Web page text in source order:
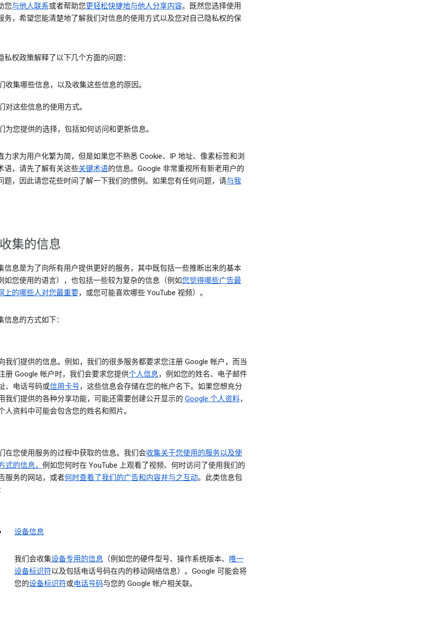
您与他人联系或者帮助您更轻松快捷地与他人分享内容。既然您选择使用
务，希望您能清楚地了解我们对信息的使用方式以及您对自己隐私权的保
私权政策解释了以下几个方面的问题：
收集哪些信息，以及收集这些信息的原因。
对这些信息的使用方式。
为您提供的选择，包括如何访问和更新信息。
力求为用户化繁为简，但是如果您不熟悉 Cookie、IP 地址、像素标签和浏
语，请先了解有关这些关键术语的信息。Google 非常重视所有新老用户的
题，因此请您花些时间了解一下我们的惯例。如果您有任何问题，请与我
集的信息
信息是为了向所有用户提供更好的服务，其中既包括一些推断出来的基本
如您使用的语言），也包括一些较为复杂的信息（例如您觉得哪些广告最
上的哪些人对您最重要，或您可能喜欢哪些 YouTube 视频）。
信息的方式如下：
我们提供的信息。 例如，我们的很多服务都要求您注册 Google 帐户，而当
册 Google 帐户时，我们会要求您提供个人信息，例如您的姓名、电子邮件
、电话号码或信用卡号，这些信息会存储在您的帐户名下。如果您想充分
我们提供的各种分享功能，可能还需要创建公开显示的 Google 个人资料，
人资料中可能会包含您的姓名和照片。
在您使用服务的过程中获取的信息。 我们会收集关于您使用的服务以及使
式的信息， 例如您何时在 YouTube 上观看了视频、何时访问了使用我们的
服务的网站，或者何时查看了我们的广告和内容并与之互动。此类信息包
设备信息
我们会收集设备专用的信息 （例如您的硬件型号、操作系统版本、 唯一
设备标识符以及包括电话号码在内的移动网络信息）。Google 可能会将
您的设备标识符或电话号码与您的 Google 帐户相关联。